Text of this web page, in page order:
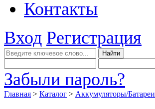
Контакты
Вход Регистрация
Забыли пароль?
Главная > Каталог > Аккумуляторы/Батареи